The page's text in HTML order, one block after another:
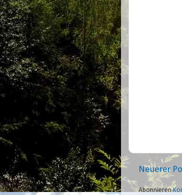
Neuerer
Abonnieren